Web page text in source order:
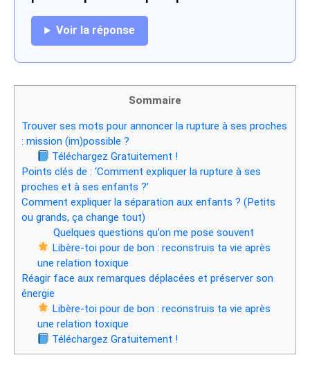
Voir la réponse
Sommaire
Trouver ses mots pour annoncer la rupture à ses proches
: mission (im)possible ?
Téléchargez Gratuitement !
Points clés de : ‘Comment expliquer la rupture à ses
proches et à ses enfants ?’
Comment expliquer la séparation aux enfants ? (Petits
ou grands, ça change tout)
Quelques questions qu’on me pose souvent
Libère-toi pour de bon : reconstruis ta vie après
une relation toxique
Réagir face aux remarques déplacées et préserver son
énergie
Libère-toi pour de bon : reconstruis ta vie après
une relation toxique
Téléchargez Gratuitement !